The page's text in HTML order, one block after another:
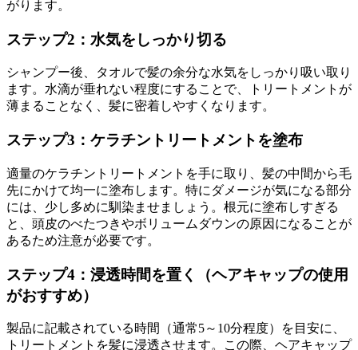
がります。
ステップ2：水気をしっかり切る
シャンプー後、タオルで髪の余分な水気をしっかり吸い取り
ます。水滴が垂れない程度にすることで、トリートメントが
薄まることなく、髪に密着しやすくなります。
ステップ3：ケラチントリートメントを塗布
適量のケラチントリートメントを手に取り、髪の中間から毛
先にかけて均一に塗布します。特にダメージが気になる部分
には、少し多めに馴染ませましょう。根元に塗布しすぎる
と、頭皮のべたつきやボリュームダウンの原因になることが
あるため注意が必要です。
ステップ4：浸透時間を置く（ヘアキャップの使用
がおすすめ）
製品に記載されている時間（通常5～10分程度）を目安に、
トリートメントを髪に浸透させます。この際、ヘアキャップ